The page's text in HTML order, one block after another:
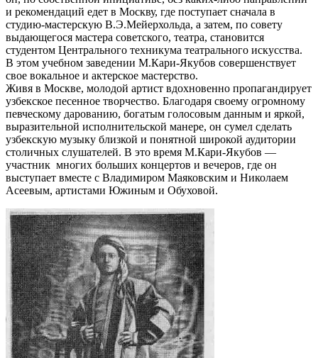
и рекомендаций едет в Москву, где поступает сначала в
студию-мастерскую В.Э.Мейерхольда, а затем, по совету
выдающегося мас­тера советского, театра, становится
студентом Цент­рального техникума театрального искусства.
В этом учеб­ном заведении М.Кари-Якубов совершенствует
свое во­кальное и актерское мастерство.
Живя в Москве, молодой артист вдохновенно пропа­гандирует
узбекское песенное творчество. Благодаря своему огромному
певческому дарованию, богатым го­лосовым данным и яркой,
выразительной исполнительской манере, он сумел сделать
узбекскую музыку близкой и понятной широкой аудитории
столичных слу­шателей. В это время М.Кари-Якубов —
участник многих больших концертов и вечеров, где он
выступает вместе с Владимиром Маяковским и Николаем
Асеевым, артис­тами Южиным и Обуховой.